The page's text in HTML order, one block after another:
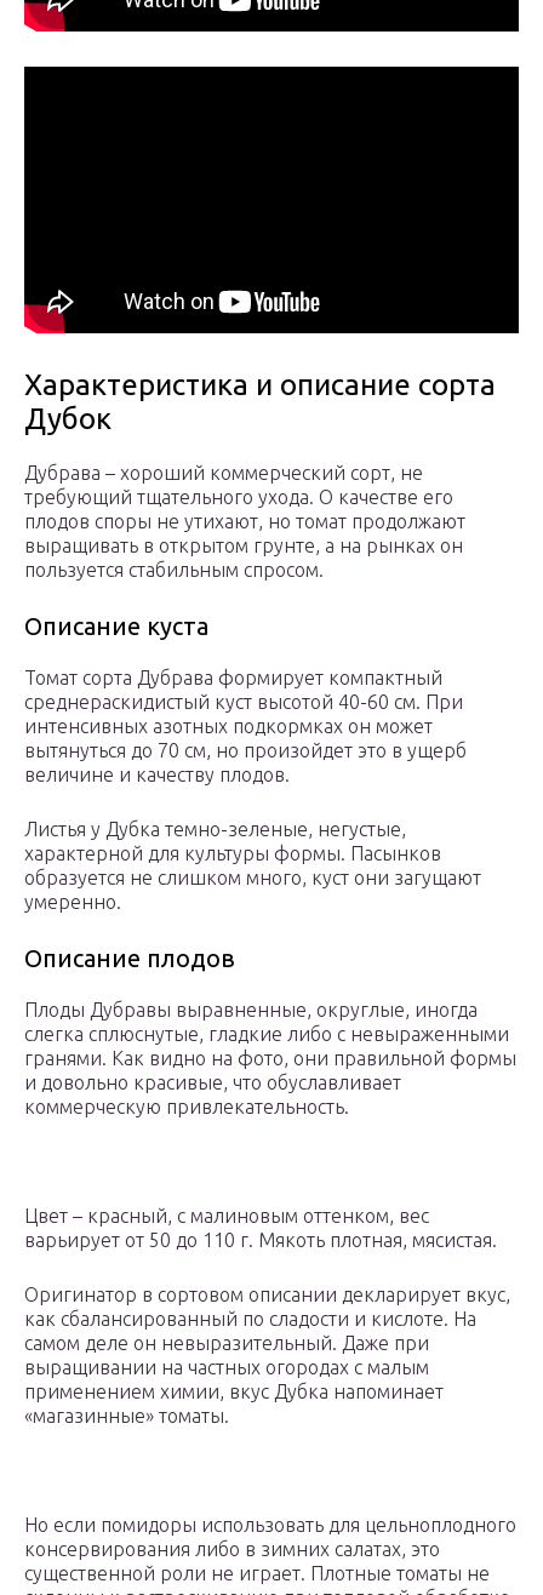
Характеристика и описание сорта
Дубок
Дубрава – хороший коммерческий сорт, не
требующий тщательного ухода. О качестве его
плодов споры не утихают, но томат продолжают
выращивать в открытом грунте, а на рынках он
пользуется стабильным спросом.
Описание куста
Томат сорта Дубрава формирует компактный
среднераскидистый куст высотой 40-60 см. При
интенсивных азотных подкормках он может
вытянуться до 70 см, но произойдет это в ущерб
величине и качеству плодов.
Листья у Дубка темно-зеленые, негустые,
характерной для культуры формы. Пасынков
образуется не слишком много, куст они загущают
умеренно.
Описание плодов
Плоды Дубравы выравненные, округлые, иногда
слегка сплюснутые, гладкие либо с невыраженными
гранями. Как видно на фото, они правильной формы
и довольно красивые, что обуславливает
коммерческую привлекательность.
Цвет – красный, с малиновым оттенком, вес
варьирует от 50 до 110 г. Мякоть плотная, мясистая.
Оригинатор в сортовом описании декларирует вкус,
как сбалансированный по сладости и кислоте. На
самом деле он невыразительный. Даже при
выращивании на частных огородах с малым
применением химии, вкус Дубка напоминает
«магазинные» томаты.
Но если помидоры использовать для цельноплодного
консервирования либо в зимних салатах, это
существенной роли не играет. Плотные томаты не